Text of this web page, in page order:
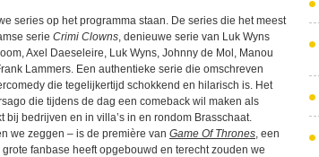
series op het programma staan. De series die het meest
serie Crimi Clowns, denieuwe serie van Luk Wyns
Axel Daeseleire, Luk Wyns, Johnny de Mol, Manou
Lammers. Een authentieke serie die omschreven
die tegelijkertijd schokkend en hilarisch is. Het
die tijdens de dag een comeback wil maken als
bij bedrijven en in villa’s in en rondom Brasschaat.
we zeggen – is de première van Game Of Thrones, een
fanbase heeft opgebouwd en terecht zouden we